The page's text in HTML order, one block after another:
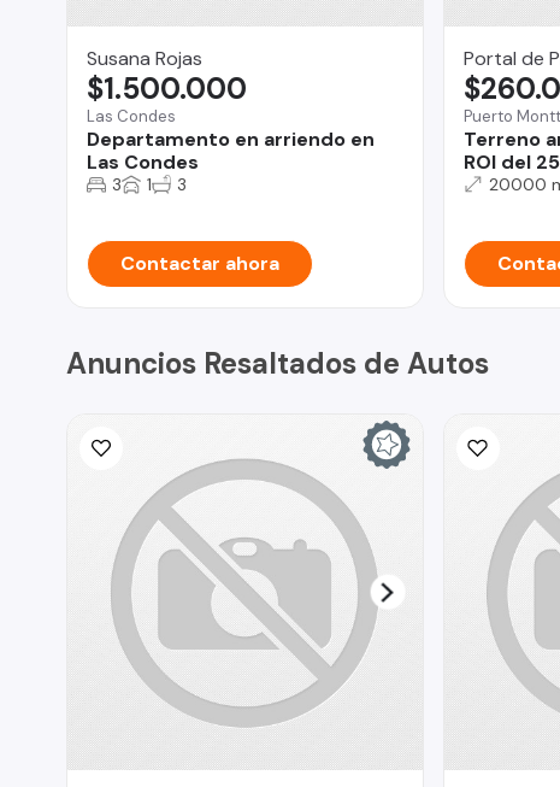
Susana Rojas
Las Condes
Departamento en arriendo en
Las Condes
$1.500.000
3 1 3
Contactar ahora
Portal de
Puerto Montt
Terreno
ROI del
20000
Anuncios Resaltados de Autos